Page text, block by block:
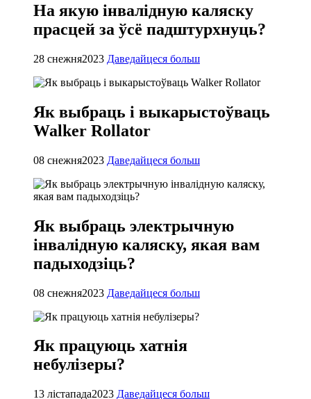
На якую інвалідную каляску
прасцей за ўсё падштурхнуць?
28 снежня2023 Даведайцеся больш
Як выбраць і выкарыстоўваць
Walker Rollator
08 снежня2023 Даведайцеся больш
Як выбраць электрычную
інвалідную каляску, якая вам
падыходзіць?
08 снежня2023 Даведайцеся больш
Як працуюць хатнія
небулізеры?
13 лістапада2023 Даведайцеся больш